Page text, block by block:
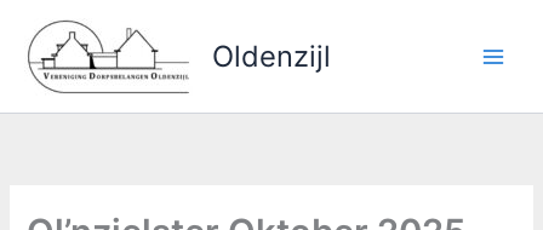
naar
Oldenzijl